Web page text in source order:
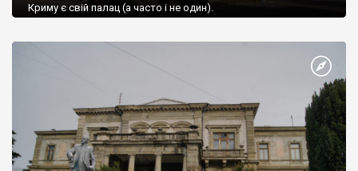
Криму є свій палац (а часто і не один).